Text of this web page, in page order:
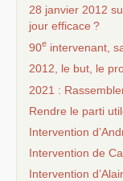
28 janvier 2012
jour efficace ?
90e intervenant,
2012, le but, le
2021 :
Rendre le parti
Intervention
Intervention de
Intervention